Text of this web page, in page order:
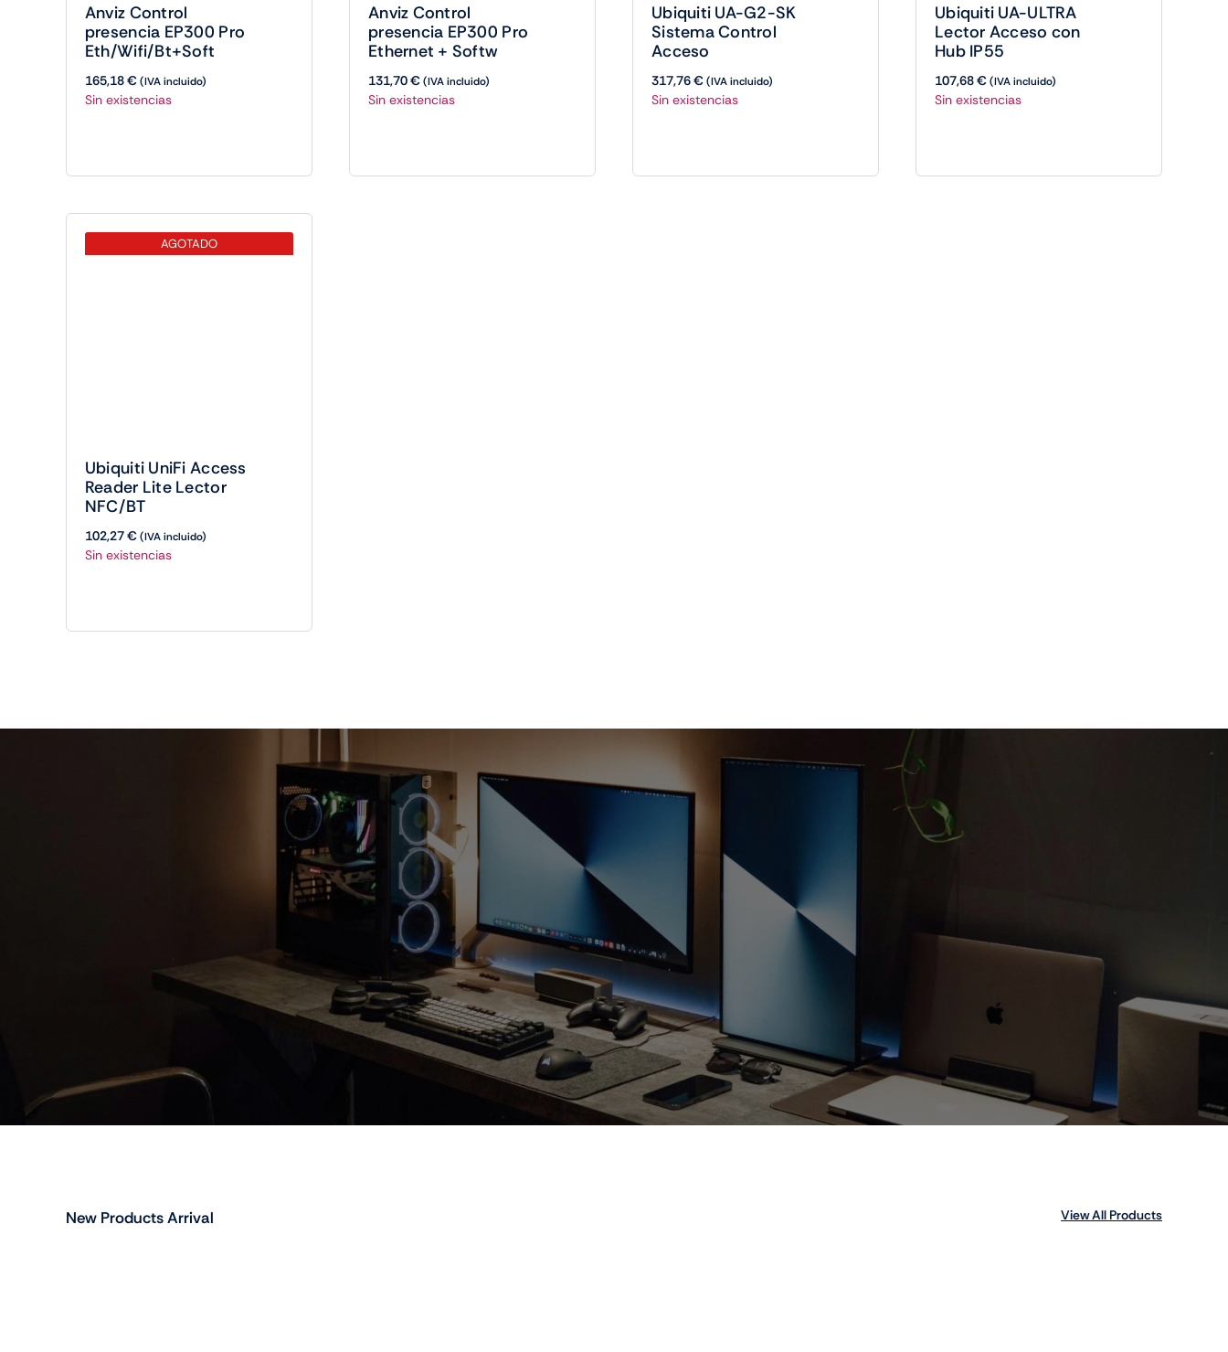
Anviz Control
presencia EP300 Pro
Eth/Wifi/Bt+Soft
165,18€(IVA incluido)
Sin existencias
Anviz Control
presencia EP300 Pro
Ethernet + Softw
131,70€(IVA incluido)
Sin existencias
Ubiquiti UA-G2-SK
Sistema Control
Acceso
317,76€(IVA incluido)
Sin existencias
Ubiquiti UA-ULTRA
Lector Acceso con
Hub IP55
107,68€(IVA incluido)
Sin existencias
AGOTADO
Ubiquiti UniFi Access
Reader Lite Lector
NFC/BT
102,27€(IVA incluido)
Sin existencias
New Products Arrival View All Products